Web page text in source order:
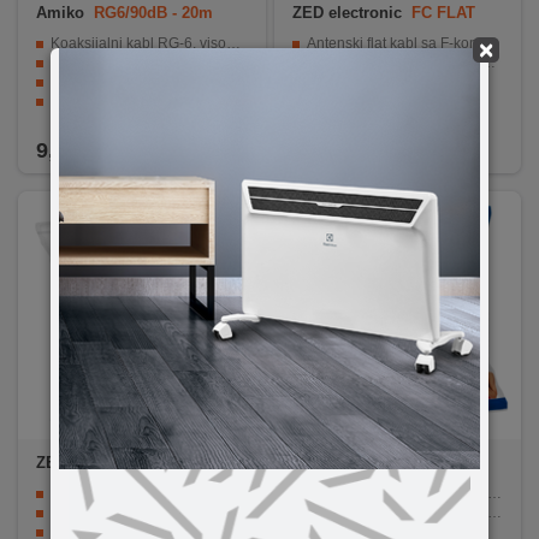
×
Amiko RG6/90dB - 20m
Koaksijalni kabl RG-6, visoki kvalitet izrade
9,50
ZED electronic FC FLAT
Antenski flat kabl sa F-konektorima
Prolaz koax kabla kroz stolariju bez bušenja
ZED electronic FC/5,0
5 metara dužine - idealno za dugačke udaljenosti
Kvalitetni F-konektori - osiguravaju stabilnost i sigurnost spajanja
Blister pakiranje sa EAN kodom - jednostavan za skladištenje i transport
ZED electronic RFC/2,5
RF kabl sa RF konektorima, 2.5 met.
Za povezivanje videa ili sat. prijemnika.
Extra kvalitet 90db.